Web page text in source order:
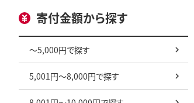
寄付金額から探す
～5,000円で探す
5,001円～8,000円で探す